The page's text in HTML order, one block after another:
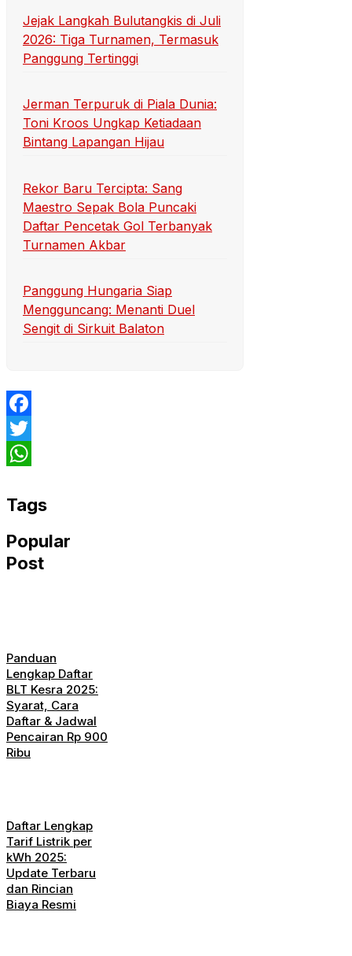
Jejak Langkah Bulutangkis di Juli
2026: Tiga Turnamen, Termasuk
Panggung Tertinggi
Jerman Terpuruk di Piala Dunia:
Toni Kroos Ungkap Ketiadaan
Bintang Lapangan Hijau
Rekor Baru Tercipta: Sang
Maestro Sepak Bola Puncaki
Daftar Pencetak Gol Terbanyak
Turnamen Akbar
Panggung Hungaria Siap
Mengguncang: Menanti Duel
Sengit di Sirkuit Balaton
Facebook
Twitter
Tags
Popular
Post
Panduan
Lengkap Daftar
BLT Kesra 2025:
Syarat, Cara
Daftar & Jadwal
Pencairan Rp 900
Ribu
Daftar Lengkap
Tarif Listrik per
kWh 2025:
Update Terbaru
dan Rincian
Biaya Resmi